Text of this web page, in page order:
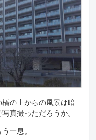
の上からの風景は暗
真撮っただろうか。
一息。